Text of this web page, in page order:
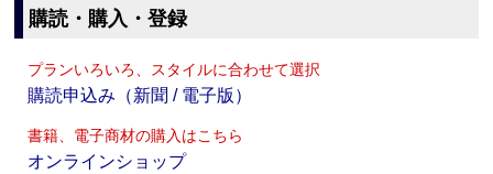
購読・購入・登録
プランいろいろ、スタイルに合わせて選択
購読申込み（新聞 / 電子版）
書籍、電子商材の購入はこちら
オンラインショップ